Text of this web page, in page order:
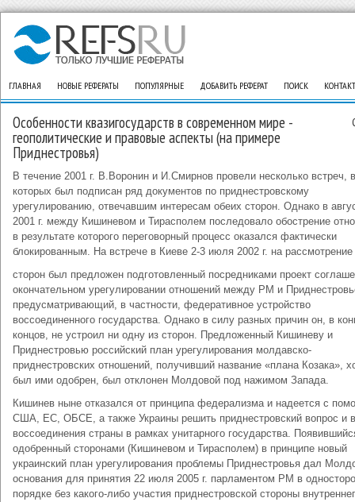
ГЛАВНАЯ НОВЫЕ РЕФЕРАТЫ ПОПУЛЯРНЫЕ ДОБАВИТЬ РЕФЕРАТ ПОИСК
Особенности квазигосударств в современном мире -
геополитические и правовые аспекты (на примере
Приднестровья)
В течение 2001 г. В.Воронин и И.Смирнов провели несколько встреч,
которых был подписан ряд документов по приднестровскому
урегулированию, отвечавшим интересам обеих сторон. Однако в
2001 г. между Кишиневом и Тирасполем последовало обострение
в результате которого переговорный процесс оказался фактически
блокированным. На встрече в Киеве 2-3 июля 2002 г. на рассмотрение
сторон был предложен подготовленный посредниками проект
окончательном урегулировании отношений между РМ и
предусматривающий, в частности, федеративное устройство
воссоединенного государства. Однако в силу разных причин он, в
концов, не устроил ни одну из сторон. Предложенный Кишиневу и
Приднестровью российский план урегулирования молдавско-
приднестровских отношений, получивший название «плана Козака»,
был ими одобрен, был отклонен Молдовой под нажимом Запада.
Кишинев ныне отказался от принципа федерализма и надеется с
США, ЕС, ОБСЕ, а также Украины решить приднестровский вопрос и
воссоединения страны в рамках унитарного государства.
одобренный сторонами (Кишиневом и Тирасполем) в принципе новый
украинский план урегулирования проблемы Приднестровья дал
основания для принятия 22 июля 2005 г. парламентом РМ в
порядке без какого-либо участия приднестровской стороны